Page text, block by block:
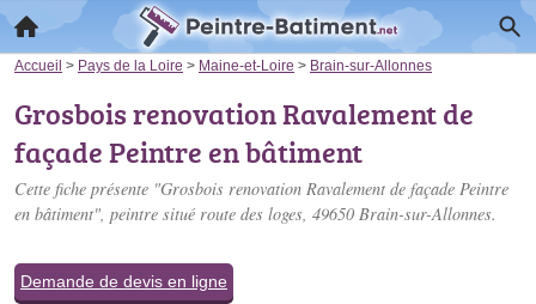
Accueil > Pays de la Loire > Maine-et-Loire > Brain-sur-Allonnes
Grosbois renovation Ravalement de
façade Peintre en bâtiment
Cette fiche présente "Grosbois renovation Ravalement de façade Peintre
en bâtiment", peintre situé route des loges, 49650 Brain-sur-Allonnes.
Demande de devis en ligne